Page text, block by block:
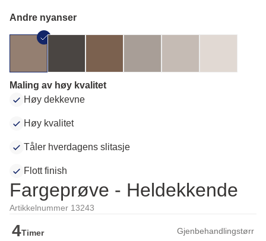
Andre nyanser
Maling av høy kvalitet
Høy dekkevne
Høy kvalitet
Tåler hverdagens slitasje
Flott finish
Fargeprøve - Heldekkende
Artikkelnummer 13243
4Timer Gjenbehandlingstørr